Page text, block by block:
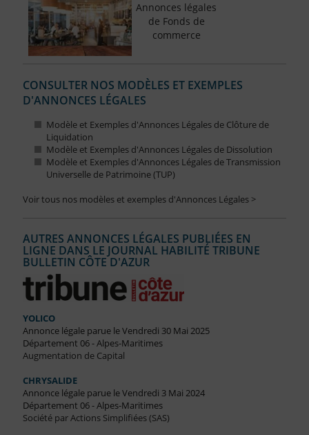
Annonces légales
de Fonds de
commerce
CONSULTER NOS MODÈLES ET EXEMPLES
D'ANNONCES LÉGALES
Modèle et Exemples d'Annonces Légales de Clôture de
Liquidation
Modèle et Exemples d'Annonces Légales de Dissolution
Modèle et Exemples d'Annonces Légales de Transmission
Universelle de Patrimoine (TUP)
Voir tous nos modèles et exemples d'Annonces Légales >
AUTRES ANNONCES LÉGALES PUBLIÉES EN
LIGNE DANS LE JOURNAL HABILITÉ TRIBUNE
BULLETIN CÔTE D'AZUR
YOLICO
Annonce légale parue le Vendredi 30 Mai 2025
Département 06 - Alpes-Maritimes
Augmentation de Capital
CHRYSALIDE
Annonce légale parue le Vendredi 3 Mai 2024
Département 06 - Alpes-Maritimes
Société par Actions Simplifiées (SAS)